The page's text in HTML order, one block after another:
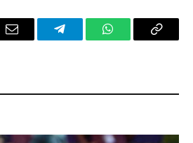
Email TelegramWhatsAppCopy